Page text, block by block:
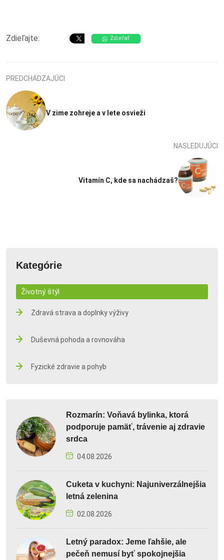
Zdieľajte: Zdieľať
PREDCHÁDZAJÚCI
V zime zohreje a v lete osvieži
NASLEDUJÚCI
Vitamín C, kde sa nachádzaš?
Kategórie
Životný štýl
Zdravá strava a doplnky výživy
Duševná pohoda a rovnováha
Fyzické zdravie a pohyb
Rozmarín: Voňavá bylinka, ktorá
podporuje pamäť, trávenie aj zdravie
srdca
04.08.2026
Cuketa v kuchyni: Najuniverzálnejšia
letná zelenina
02.08.2026
Letný paradox: Jeme ľahšie, ale
pečeň nemusí byť spokojnejšia